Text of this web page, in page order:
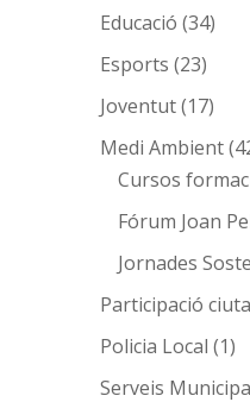
Educació (34)
Esports (23)
Joventut(17)
Medi Ambient
Cursos
Fórum Joan
Jornades
Participació
Policia Local (1)
Serveis